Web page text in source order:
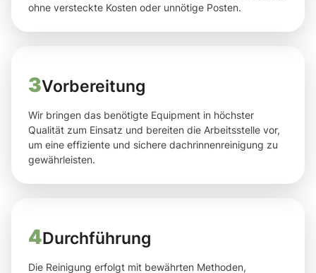
ohne versteckte Kosten oder unnötige Posten.
3Vorbereitung
Wir bringen das benötigte Equipment in höchster
Qualität zum Einsatz und bereiten die Arbeitsstelle vor,
um eine effiziente und sichere dachrinnenreinigung zu
gewährleisten.
4Durchführung
Die Reinigung erfolgt mit bewährten Methoden,